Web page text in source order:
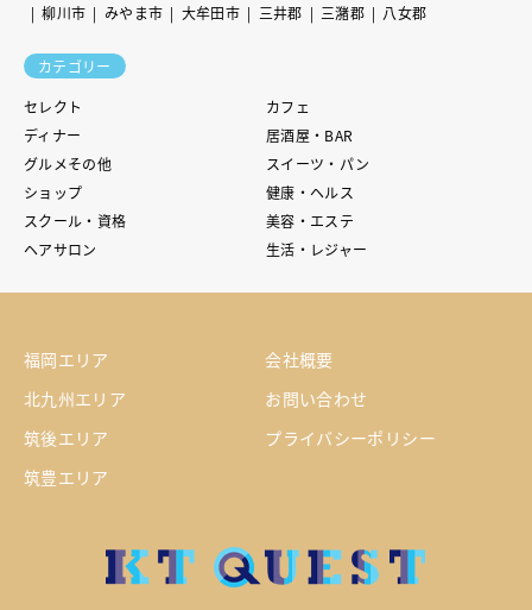
柳川市
みやま市 大牟田市 三井郡 三潴郡 八女郡
カテゴリー
セレクト
カフェ
ディナー
居酒屋・BAR
グルメその他
スイーツ・パン
ショップ
健康・ヘルス
スクール・資格
美容・エステ
ヘアサロン
生活・レジャー
福岡エリア
北九州エリア
筑後エリア
筑豊エリア
会社概要
お問い合わせ
プライバシーポリシー